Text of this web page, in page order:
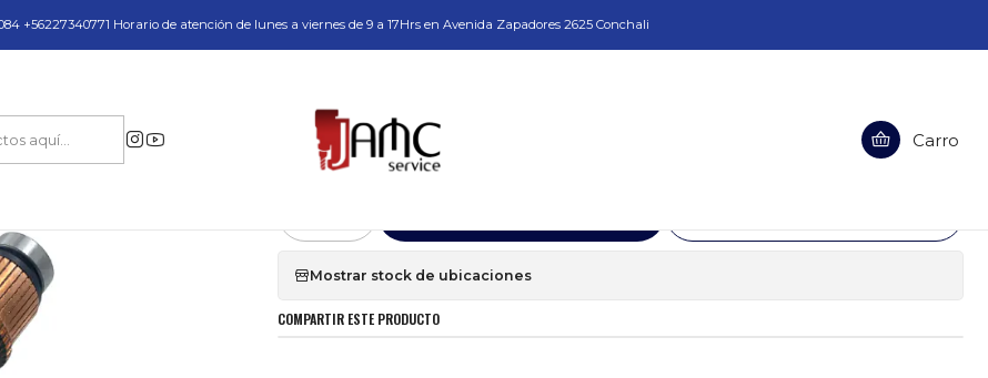
y Servicio Técnico
Carro
+56227340771 Horario de atención de lunes a viernes de 9 a 17Hrs en Avenida Zapadores 2625 Conchali
Repuesto Inducidos 7332L100 EIBENSTOCK
Mostrar stock de ubicaciones
COMPARTIR ESTE PRODUCTO